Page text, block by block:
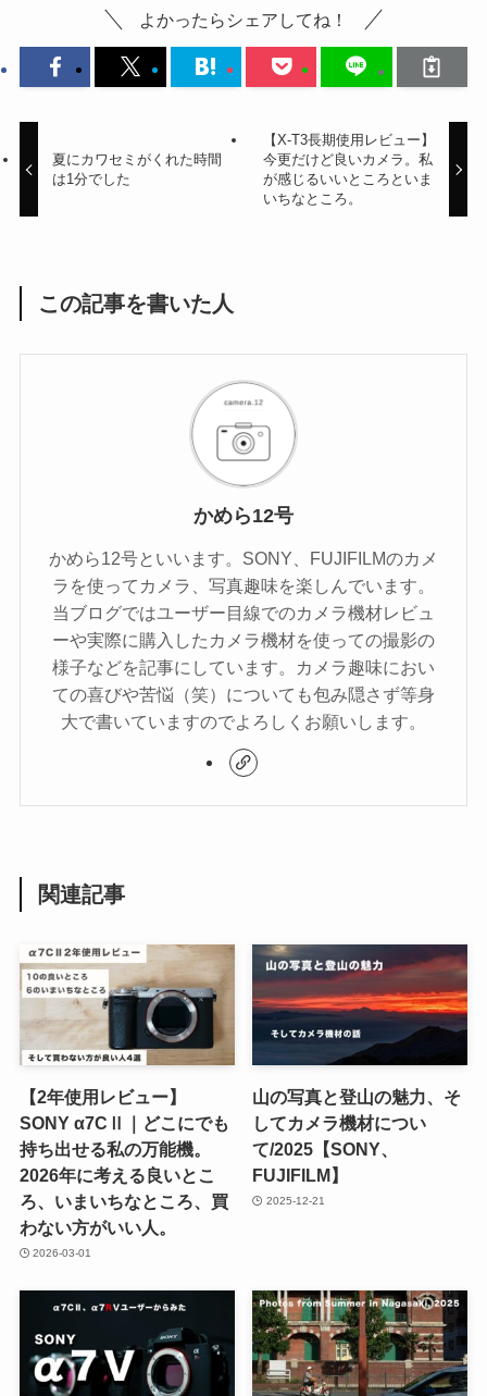
よかったらシェアしてね！
夏にカワセミがくれた時間
は1分でした
【X-T3長期使用レビュー】
今更だけど良いカメラ。私
が感じるいいところといま
いちなところ。
この記事を書いた人
かめら12号
かめら12号といいます。SONY、FUJIFILMのカメ
ラを使ってカメラ、写真趣味を楽しんでいます。
当ブログではユーザー目線でのカメラ機材レビュ
ーや実際に購入したカメラ機材を使っての撮影の
様子などを記事にしています。カメラ趣味におい
ての喜びや苦悩（笑）についても包み隠さず等身
大で書いていますのでよろしくお願いします。
関連記事
【2年使用レビュー】
SONY α7CⅡ｜どこにでも
持ち出せる私の万能機。
2026年に考える良いとこ
ろ、いまいちなところ、買
わない方がいい人。
2026-03-01
山の写真と登山の魅力、そ
してカメラ機材につい
て/2025【SONY、
FUJIFILM】
2025-12-21